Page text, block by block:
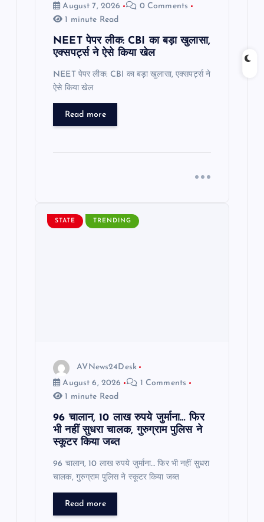
August 7, 2026
0 Comments
1 minute Read
NEET पेपर लीक: CBI का बड़ा खुलासा,
एक्सपर्ट्स ने ऐसे किया खेल
NEET पेपर लीक: CBI का बड़ा खुलासा, एक्सपर्ट्स ने
ऐसे किया खेल
Read more
STATE TRENDING
AVNews24Desk
August 6, 2026
1 Comments
1 minute Read
96 चालान, 10 लाख रुपये जुर्माना… फिर
भी नहीं सुधरा चालक, गुरुग्राम पुलिस ने
स्कूटर किया जब्त
96 चालान, 10 लाख रुपये जुर्माना… फिर भी नहीं सुधरा
चालक, गुरुग्राम पुलिस ने स्कूटर किया जब्त
Read more